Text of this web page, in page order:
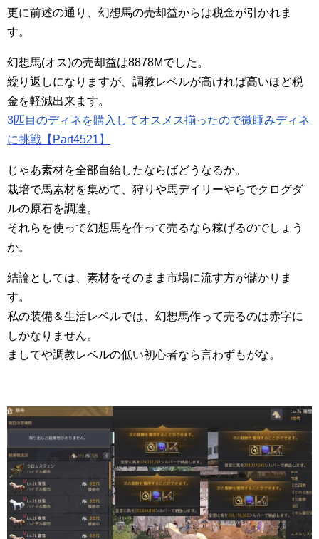
更に前述の通り、幻想馬の売却益からは税金が引かれま
す。
幻想馬(オス)の売却益は8878Mでした。
繰り返しになりますが、調教レベルが高ければ高いほど税
金を軽減出来ます。
3匹目のディネを購入してオスメス揃ったので微睡みディネ
に挑戦【Part4521】
じゃあ素材を全部自給したならばどうなるか。
栽培で馬素材を集めて、狩りや馬デイリーやらでクログダ
ルの原石を調達。
それらを使って幻想馬を作って売るなら稼げるのでしょう
か。
結論としては、素材をそのまま市場に流す方が儲かりま
す。
私の装備＆生活レベルでは、幻想馬作って売るのは赤字に
しかなりません。
ましてや調教レベルの低い初心者なら言わずもがな。